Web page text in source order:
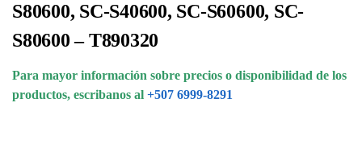
S80600, SC-S40600, SC-S60600, SC-
S80600 – T890320
Para mayor información sobre precios o disponibilidad de los
productos, escribanos al +507 6999-8291